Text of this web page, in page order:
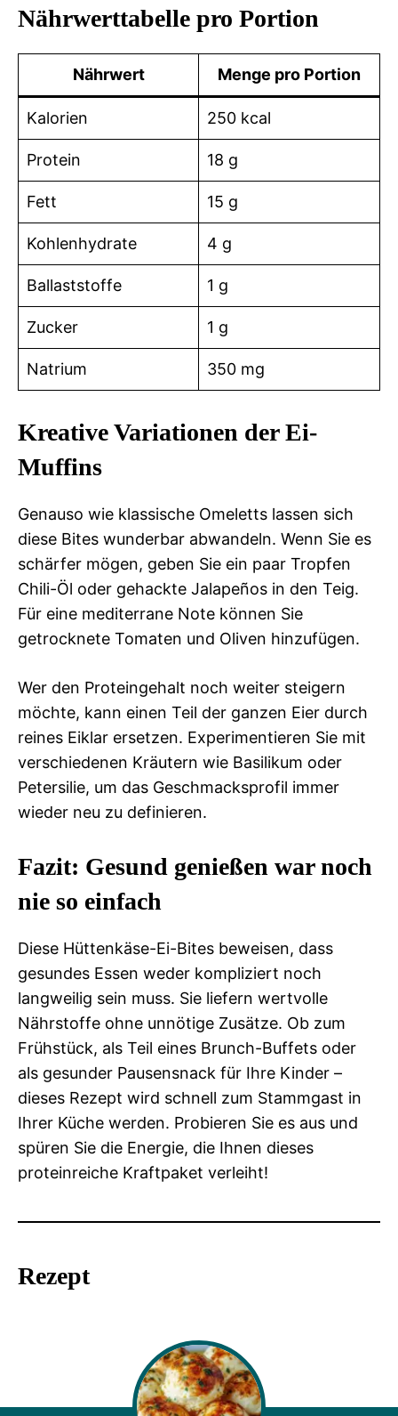
Nährwerttabelle pro Portion
Nährwert Menge pro Portion
Kalorien 250 kcal
Protein 18 g
Fett 15 g
Kohlenhydrate 4 g
Ballaststoffe 1 g
Zucker 1 g
Natrium 350 mg
Kreative Variationen der Ei-
Muffins
Genauso wie klassische Omeletts lassen sich
diese Bites wunderbar abwandeln. Wenn Sie es
schärfer mögen, geben Sie ein paar Tropfen
Chili-Öl oder gehackte Jalapeños in den Teig.
Für eine mediterrane Note können Sie
getrocknete Tomaten und Oliven hinzufügen.
Wer den Proteingehalt noch weiter steigern
möchte, kann einen Teil der ganzen Eier durch
reines Eiklar ersetzen. Experimentieren Sie mit
verschiedenen Kräutern wie Basilikum oder
Petersilie, um das Geschmacksprofil immer
wieder neu zu definieren.
Fazit: Gesund genießen war noch
nie so einfach
Diese Hüttenkäse-Ei-Bites beweisen, dass
gesundes Essen weder kompliziert noch
langweilig sein muss. Sie liefern wertvolle
Nährstoffe ohne unnötige Zusätze. Ob zum
Frühstück, als Teil eines Brunch-Buffets oder
als gesunder Pausensnack für Ihre Kinder –
dieses Rezept wird schnell zum Stammgast in
Ihrer Küche werden. Probieren Sie es aus und
spüren Sie die Energie, die Ihnen dieses
proteinreiche Kraftpaket verleiht!
Rezept